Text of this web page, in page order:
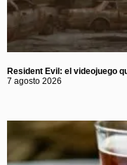
Resident Evil: el videojuego
7 agosto 2026